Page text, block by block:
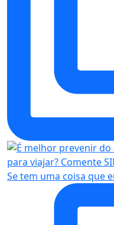
Se tem uma coisa que